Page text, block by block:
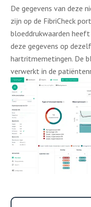
De gegevens van deze
zijn op de FibriCheck
bloeddrukwaarden
deze gegevens op
hartritmemetingen. De
verwerkt in de